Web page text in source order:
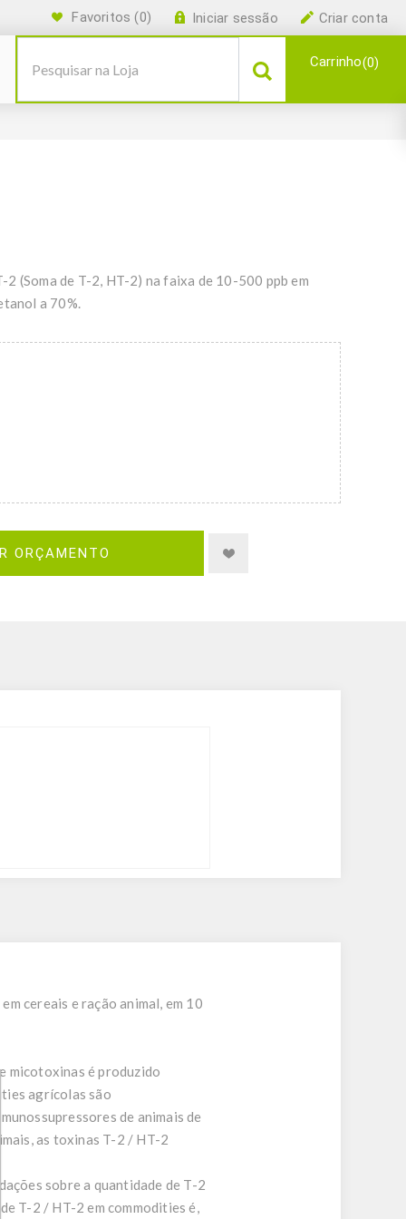
Criar conta
Iniciar sessão
Favoritos (0)
Carrinho 0
(Soma de T-2, HT-2) na faixa de 10-500 ppb em
a 70%.
ORÇAMENTO
cereais e ração animal, em 10
micotoxinas é produzido
agrícolas são
de animais de
as toxinas T-2 / HT-2
sobre a quantidade de T-2
T-2 / HT-2 em commodities é,